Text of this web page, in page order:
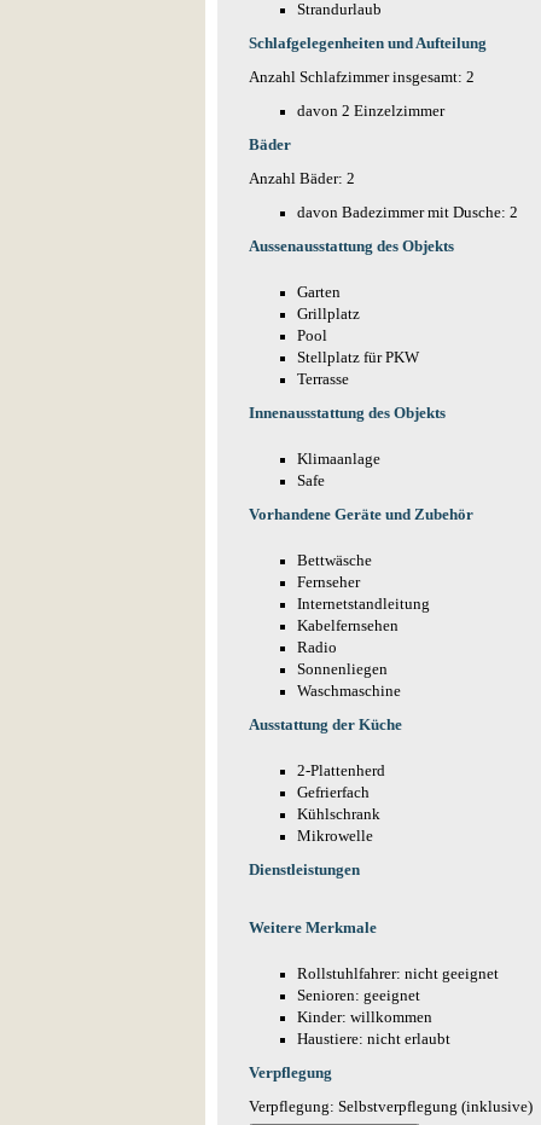
Strandurlaub
Schlafgelegenheiten und Aufteilung
Anzahl Schlafzimmer insgesamt: 2
davon 2 Einzelzimmer
Bäder
Anzahl Bäder: 2
davon Badezimmer mit Dusche: 2
Aussenausstattung des Objekts
Garten
Grillplatz
Pool
Stellplatz für PKW
Terrasse
Innenausstattung des Objekts
Klimaanlage
Safe
Vorhandene Geräte und Zubehör
Bettwäsche
Fernseher
Internetstandleitung
Kabelfernsehen
Radio
Sonnenliegen
Waschmaschine
Ausstattung der Küche
2-Plattenherd
Gefrierfach
Kühlschrank
Mikrowelle
Dienstleistungen
Weitere Merkmale
Rollstuhlfahrer: nicht geeignet
Senioren: geeignet
Kinder: willkommen
Haustiere: nicht erlaubt
Verpflegung
Verpflegung: Selbstverpflegung (inklusive)